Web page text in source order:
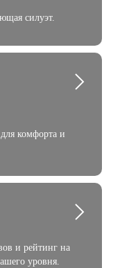
силуэт.
комфорта и
и рейтинг на
уровня.